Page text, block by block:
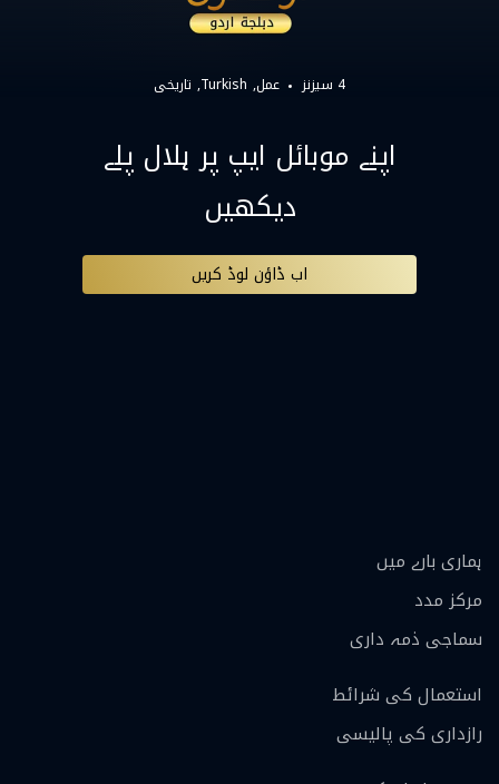
4 سیزنز عمل Turkish تاریخی
اپنے موبائل ایپ پر ہلال پلے
دیکھیں
اب ڈاؤن لوڈ کریں
ہماری بارے ميں
مرکز مدد
سماجی ذمہ داری
استعمال کی شرائط
رازداری کی پالیسی